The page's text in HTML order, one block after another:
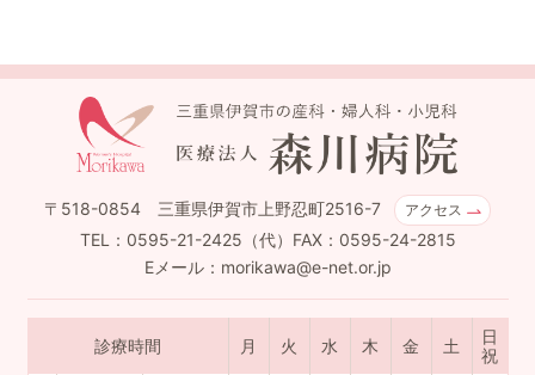
〒518-0854 三重県伊賀市上野忍町2516-7 アクセス
TEL：0595-21-2425（代）FAX：0595-24-2815
Eメール：morikawa@e-net.or.jp
診療時間 月 火 水 木 金 土
日
祝